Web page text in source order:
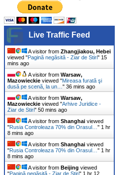
Live Traffic Feed
A visitor from Zhangjiakou, Hebei
viewed "Pagină negăsită - Ziar de Stiri" 15
mins ago
A visitor from Warsaw,
Mazowieckie viewed "Mireasa furată şi
dusă pe scenă, la un… " 36 mins ago
A visitor from Warsaw,
Mazowieckie viewed "Arhive Juridice -
Ziar de Stiri" 50 mins ago
A visitor from Shanghai viewed
"Rusia Controleaza 70% din Orasul… " 1 hr
8 mins ago
A visitor from Shanghai viewed
"Rusia Controleaza 70% din Orasul… " 1 hr
8 mins ago
A visitor from Beijing viewed
"Pagină negăsită - Ziar de Stiri" 1 hr 12